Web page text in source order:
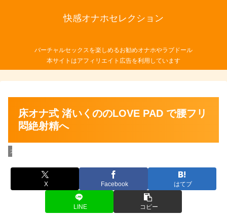
快感オナホセレクション
バーチャルセックスを楽しめるお勧めオナホやラブドール
本サイトはアフィリエイト広告を利用しています
床オナ式 渚いくののLOVE PAD で腰フリ
悶絶射精へ
大型オナホール
X Facebook はてブ
LINE コピー